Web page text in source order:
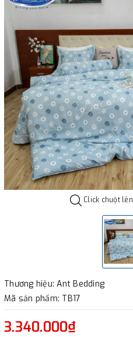
Click chuột
Thương hiệu: Ant Bedding
Mã sản phẩm: TB17
3.340.000₫